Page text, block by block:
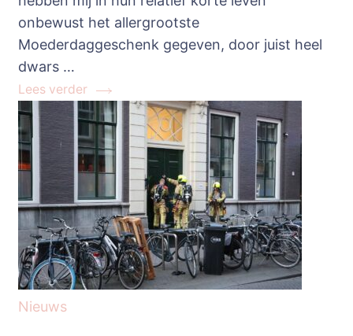
onbewust het allergrootste
Moederdaggeschenk gegeven, door juist heel
dwars …
Lees verder
Nieuws